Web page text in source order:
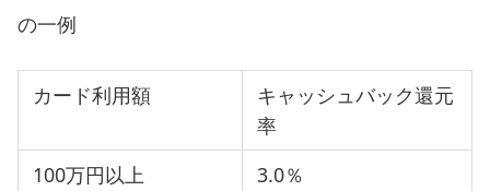
の一例
カード利用額
キャッシュバック還元
率
100万円以上
3.0％